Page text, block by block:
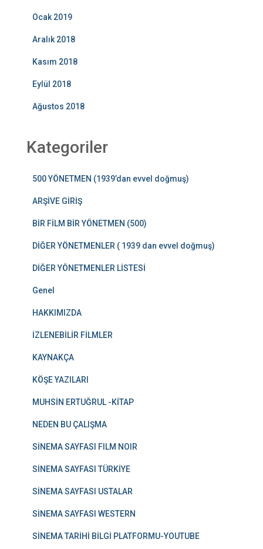
Ocak 2019
Aralık 2018
Kasım 2018
Eylül 2018
Ağustos 2018
Kategoriler
500 YÖNETMEN (1939’dan evvel doğmuş)
ARŞİVE GİRİŞ
BİR FİLM BİR YÖNETMEN (500)
DİĞER YÖNETMENLER ( 1939 dan evvel doğmuş)
DİĞER YÖNETMENLER LİSTESİ
Genel
HAKKIMIZDA
İZLENEBİLİR FİLMLER
KAYNAKÇA
KÖŞE YAZILARI
MUHSİN ERTUĞRUL -KİTAP
NEDEN BU ÇALIŞMA
SİNEMA SAYFASI FILM NOIR
SİNEMA SAYFASI TÜRKİYE
SİNEMA SAYFASI USTALAR
SİNEMA SAYFASI WESTERN
SİNEMA TARİHİ BİLGİ PLATFORMU-YOUTUBE